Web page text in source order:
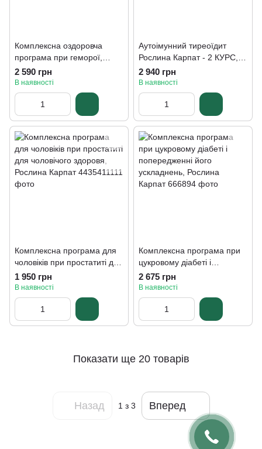
Комплексна оздоровча
програма при геморої,
Рослина Карпат
2 590 грн
В наявності
Аутоімунний тиреоїдит
Рослина Карпат - 2 КУРС,
комплексна програма
2 940 грн
В наявності
Комплексна програма для
чоловіків при простатиті для
чоловічого здоровя,
Рослина Карпат
1 950 грн
В наявності
Комплексна програма при
цукровому діабеті і
попередженні його
ускладнень, Рослина
Карпат
2 675 грн
В наявності
Показати ще 20 товарів
Назад 1 з 3 Вперед